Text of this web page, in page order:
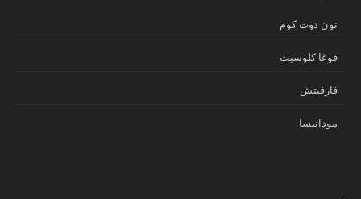
نون دوت كوم
فوغا كلوسيت
فارفيتش
مودانيسا